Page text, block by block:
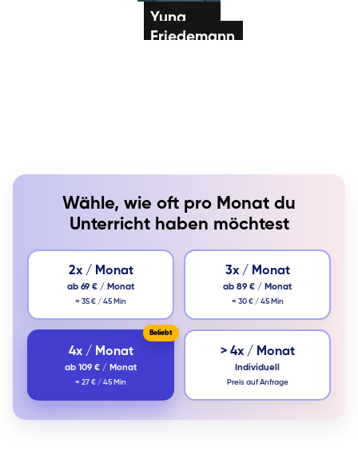
Yuna
Klavier / Piano /
Friedemann
Wähle, wie oft pro Monat du
Unterricht haben möchtest
2x / Monat
ab 69 € / Monat
≈ 35 € / 45 Min
3x / Monat
ab 89 € / Monat
≈ 30 € / 45 Min
4x / Monat
ab 109 € / Monat
≈ 27 € / 45 Min
> 4x / Monat
Individuell
Preis auf Anfrage